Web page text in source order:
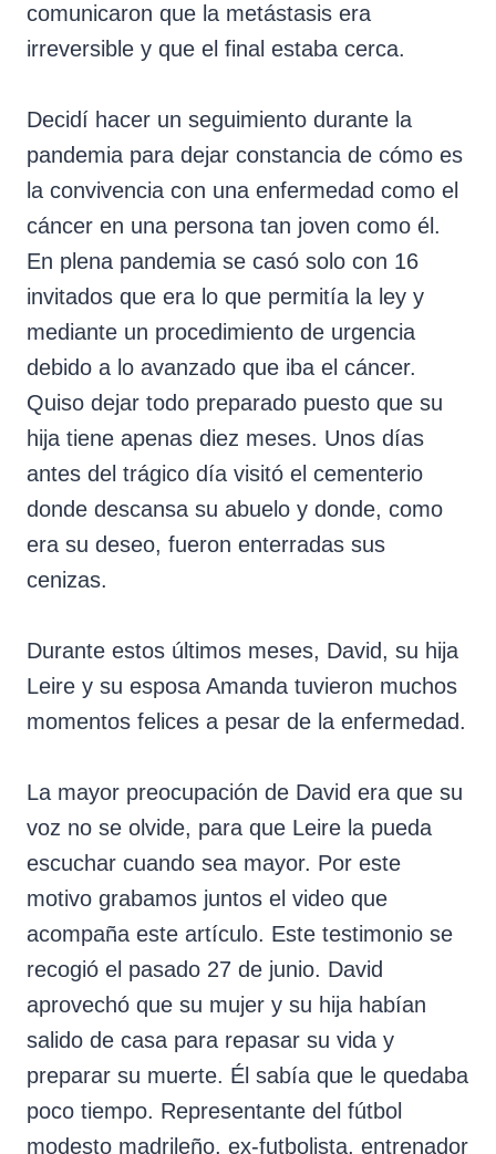
comunicaron que la metástasis era
irreversible y que el final estaba cerca.
Decidí hacer un seguimiento durante la
pandemia para dejar constancia de cómo es
la convivencia con una enfermedad como el
cáncer en una persona tan joven como él.
En plena pandemia se casó solo con 16
invitados que era lo que permitía la ley y
mediante un procedimiento de urgencia
debido a lo avanzado que iba el cáncer.
Quiso dejar todo preparado puesto que su
hija tiene apenas diez meses. Unos días
antes del trágico día visitó el cementerio
donde descansa su abuelo y donde, como
era su deseo, fueron enterradas sus
cenizas.
Durante estos últimos meses, David, su hija
Leire y su esposa Amanda tuvieron muchos
momentos felices a pesar de la enfermedad.
La mayor preocupación de David era que su
voz no se olvide, para que Leire la pueda
escuchar cuando sea mayor. Por este
motivo grabamos juntos el video que
acompaña este artículo. Este testimonio se
recogió el pasado 27 de junio. David
aprovechó que su mujer y su hija habían
salido de casa para repasar su vida y
preparar su muerte. Él sabía que le quedaba
poco tiempo. Representante del fútbol
modesto madrileño, ex-futbolista, entrenador